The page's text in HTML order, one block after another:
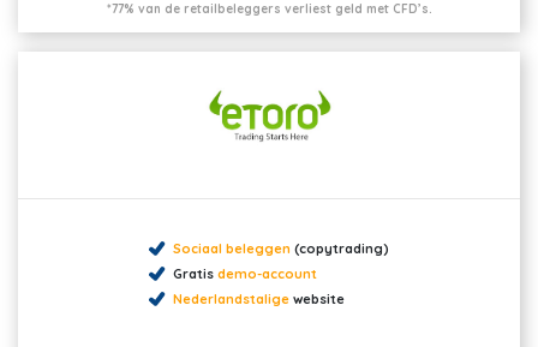
*77% van de retailbeleggers verliest geld met CFD’s.
Sociaal beleggen (copytrading)
Gratis demo-account
Nederlandstalige website